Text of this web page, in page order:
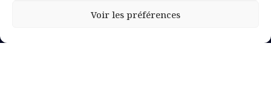
Voir les préférences